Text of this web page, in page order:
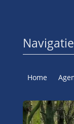
Navigatie
Home